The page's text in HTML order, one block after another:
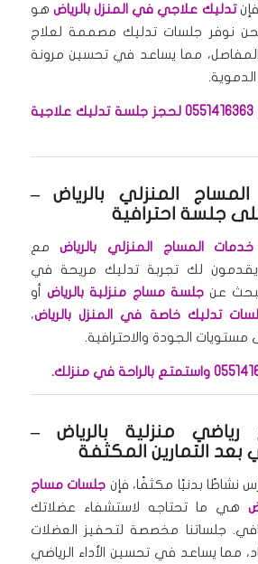
تدليك علاجي في المنزل بالرياض هو
نحن نوفر جلسات تدليك مصممة لعلاج
مما يساعد في تحسين مرونة
اتصل بنا الآن على 0551416363 لحجز جلسة تدليك علاجية
المنزلي بالرياض–
جلسة احترافية
المساج المنزلي بالرياضمع
يقدمون لك تجربة تدليك مريحة في
عنجلسة مساج منزلية بالرياض أو
تدليك خاصة في المنزل بالرياض،
الجودة والاحترافية.
منزلية بالرياض –
التمارين المكثفة
نشاطًا بدنيًا مكثفًا، فإن جلسات مساج
هي ما تحتاجه لاستشفاء عضلاتك
جلساتنا مخصصة لتحفيز العضلات
مما يساعد في تحسين الأداء الرياضي